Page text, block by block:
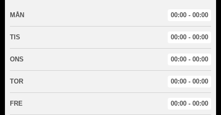
MÅN 00:00 - 00:00
TIS 00:00 - 00:00
ONS 00:00 - 00:00
TOR 00:00 - 00:00
FRE 00:00 - 00:00